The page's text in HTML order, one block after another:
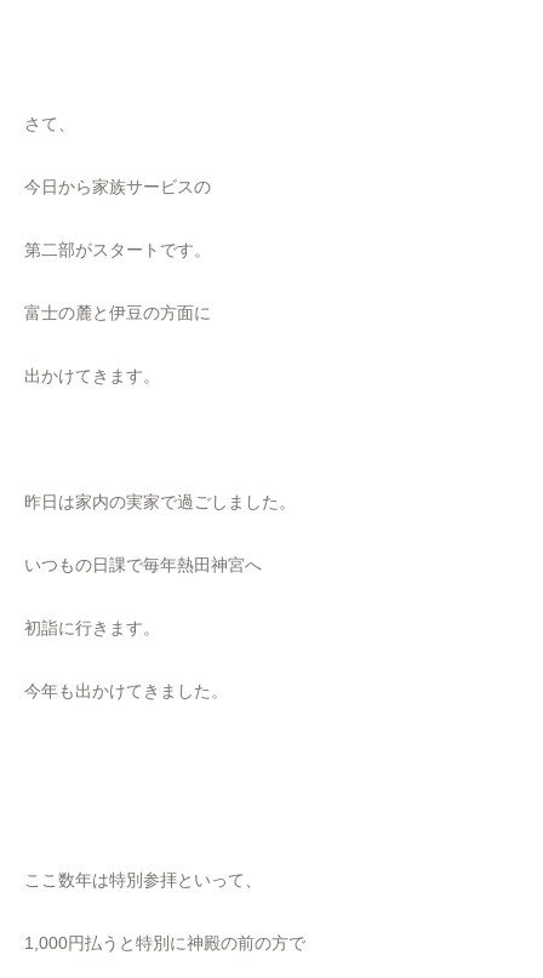
さて、
今日から家族サービスの
第二部がスタートです。
富士の麓と伊豆の方面に
出かけてきます。
昨日は家内の実家で過ごしました。
いつもの日課で毎年熱田神宮へ
初詣に行きます。
今年も出かけてきました。
ここ数年は特別参拝といって、
1,000円払うと特別に神殿の前の方で